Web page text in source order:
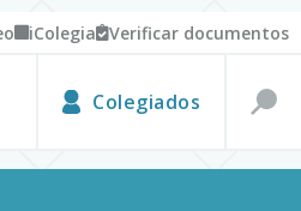
iColegia Verificar documentos
Colegiados